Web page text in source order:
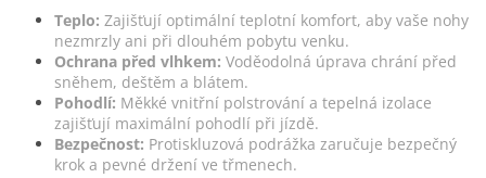
i
s
u
Teplo: Zajišťují optimální teplotní komfort, aby vaše nohy
nezmrzly ani při dlouhém pobytu venku.
Ochrana před vlhkem: Voděodolná úprava chrání před
sněhem, deštěm a blátem.
Pohodlí: Měkké vnitřní polstrování a tepelná izolace
zajišťují maximální pohodlí při jízdě.
Bezpečnost: Protiskluzová podrážka zaručuje bezpečný
krok a pevné držení ve třmenech.